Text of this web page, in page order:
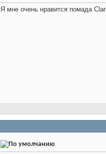
Я мне очень нравится помада